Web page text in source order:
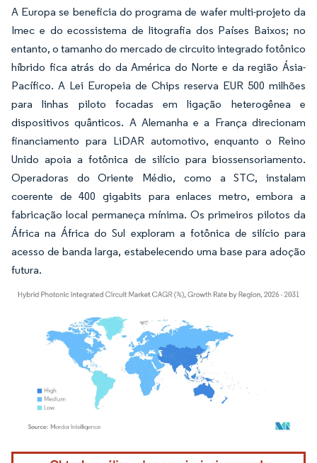
A Europa se beneficia do programa de wafer multi-projeto da
Imec e do ecossistema de litografia dos Países Baixos; no
entanto, o tamanho do mercado de circuito integrado fotônico
híbrido fica atrás do da América do Norte e da região Ásia-
Pacífico. A Lei Europeia de Chips reserva EUR 500 milhões
para linhas piloto focadas em ligação heterogênea e
dispositivos quânticos. A Alemanha e a França direcionam
financiamento para LiDAR automotivo, enquanto o Reino
Unido apoia a fotônica de silício para biossensoriamento.
Operadoras do Oriente Médio, como a STC, instalam
coerente de 400 gigabits para enlaces metro, embora a
fabricação local permaneça mínima. Os primeiros pilotos da
África na África do Sul exploram a fotônica de silício para
acesso de banda larga, estabelecendo uma base para adoção
futura.
Imagem © Mordor Intelligence. O reuso requer atribuição conforme CC BY 4.0.